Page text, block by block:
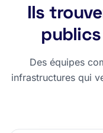
Ils
Des équipes
infrastructures qui